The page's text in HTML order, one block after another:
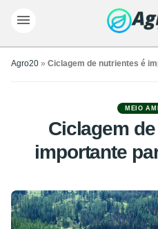
Agro20 » Ciclagem de nutrientes é
MEIO
Ciclagem
importante